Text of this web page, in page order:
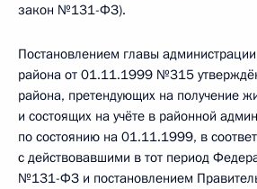
закон №131-ФЗ).
Постановлением главы
района от 01.11.1999 №315
района, претендующих на получение
и состоящих на учёте в районной
по состоянию на 01.11.1999, в
с действовавшими в тот период
№131-ФЗ и постановлением